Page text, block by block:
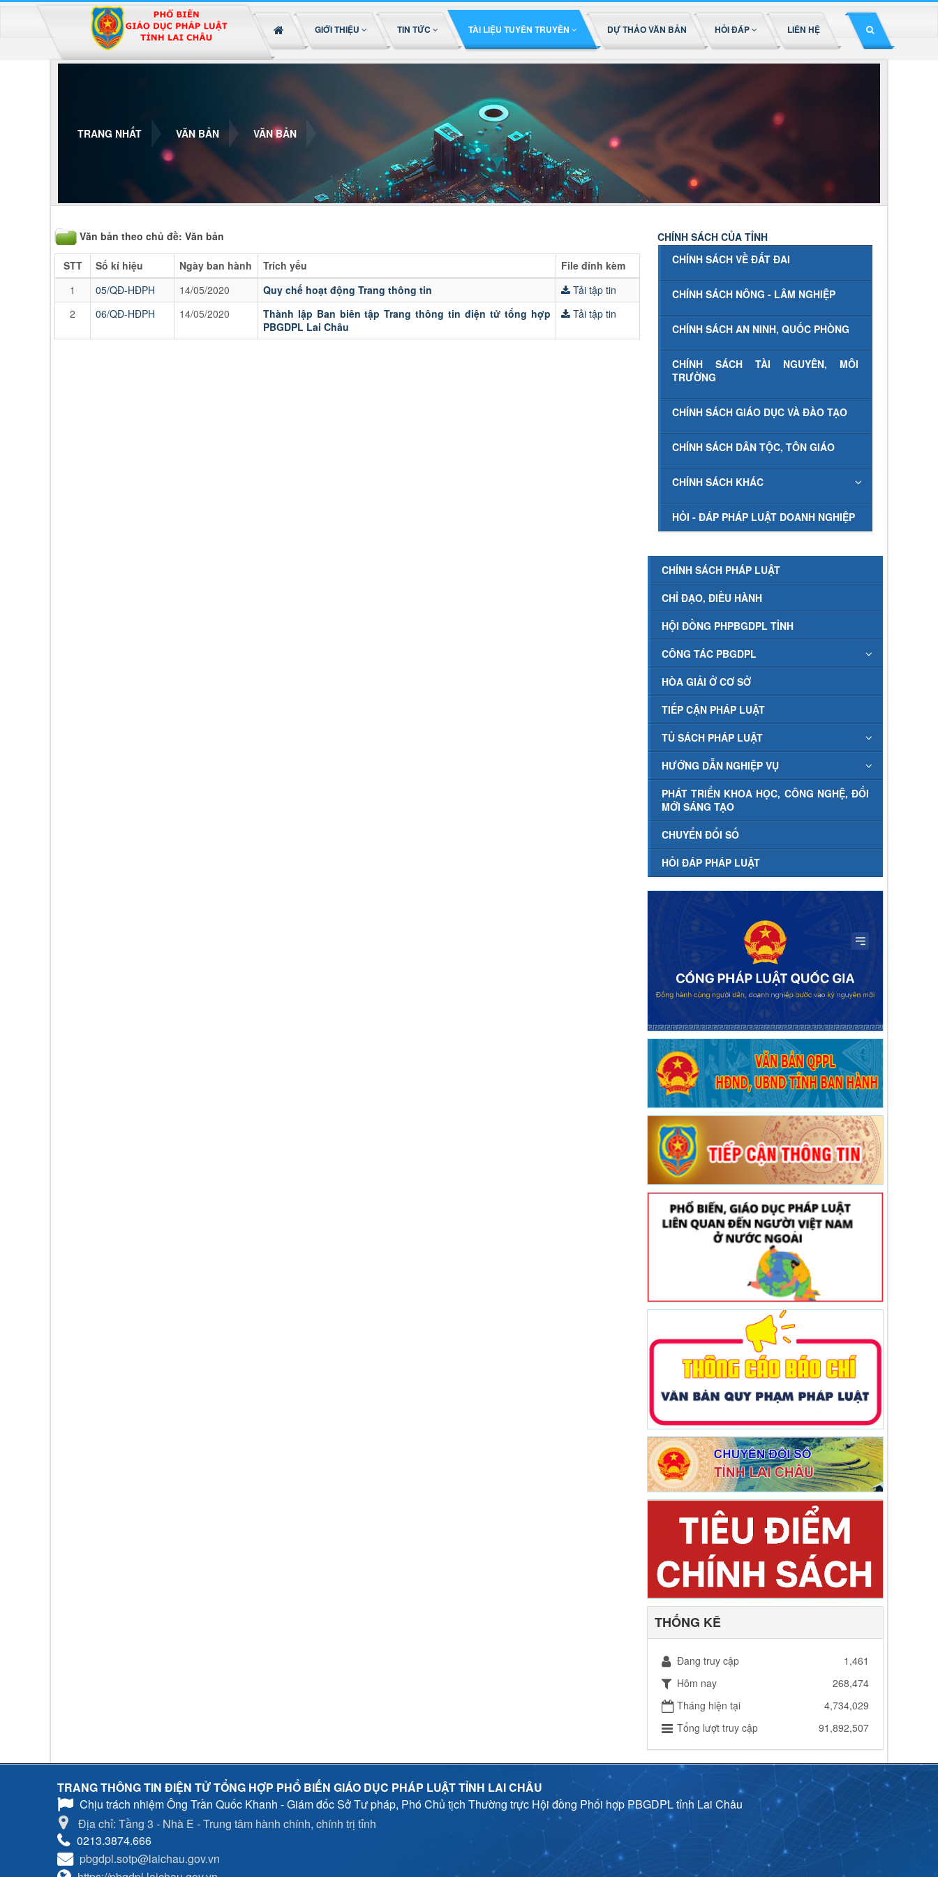
GIỚI THIỆU TIN TỨC TÀI LIỆU TUYÊN TRUYỀN DỰ THẢO VĂN BẢN HỎI ĐÁP LIÊN HỆ
TRANG NHẤT VĂN BẢN VĂN BẢN
Văn bản theo chủ đề: Văn bản
STT Số kí hiệu Ngày ban hành Trích yếu
File đính kèm
1
05/QĐ-HĐPH 14/05/2020 Quy chế hoạt động Trang thông tin
Tải tập tin
2
06/QĐ-HĐPH 14/05/2020
Thành lập Ban biên tập Trang thông tin điện tử tổng hợp
PBGDPL Lai Châu
Tải tập tin
CHÍNH SÁCH CỦA TỈNH
CHÍNH SÁCH VỀ ĐẤT ĐAI
CHÍNH SÁCH NÔNG - LÂM NGHIỆP
CHÍNH SÁCH AN NINH, QUỐC PHÒNG
CHÍNH SÁCH TÀI NGUYÊN, MÔI
TRƯỜNG
CHÍNH SÁCH GIÁO DỤC VÀ ĐÀO TẠO
CHÍNH SÁCH DÂN TỘC, TÔN GIÁO
CHÍNH SÁCH KHÁC
HỎI - ĐÁP PHÁP LUẬT DOANH NGHIỆP
CHÍNH SÁCH PHÁP LUẬT
CHỈ ĐẠO, ĐIỀU HÀNH
HỘI ĐỒNG PHPBGDPL TỈNH
CÔNG TÁC PBGDPL
HÒA GIẢI Ở CƠ SỞ
TIẾP CẬN PHÁP LUẬT
TỦ SÁCH PHÁP LUẬT
HƯỚNG DẪN NGHIỆP VỤ
PHÁT TRIỂN KHOA HỌC, CÔNG NGHỆ, ĐỔI
MỚI SÁNG TẠO
CHUYỂN ĐỔI SỐ
HỎI ĐÁP PHÁP LUẬT
THỐNG KÊ
Đang truy cập
1,461
Hôm nay
268,474
Tháng hiện tại
4,734,029
Tổng lượt truy cập
91,892,507
TRANG THÔNG TIN ĐIỆN TỬ TỔNG HỢP PHỔ BIẾN GIÁO DỤC PHÁP LUẬT TỈNH LAI CHÂU
Chịu trách nhiệmÔng Trần Quốc Khanh - Giám đốc Sở Tư pháp, Phó Chủ tịch Thường trực Hội đồng Phối hợp PBGDPL tỉnh Lai Châu
Địa chỉ: Tầng 3 - Nhà E - Trung tâm hành chính, chính trị tỉnh
0213.3874.666
pbgdpl.sotp@laichau.gov.vn
Đã kết nối EMC